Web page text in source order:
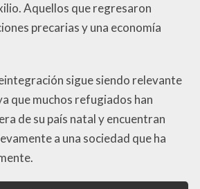
Aquellos que regresaron
precarias y una economía
sigue siendo relevante
que muchos refugiados han
de su país natal y encuentran
a una sociedad que ha